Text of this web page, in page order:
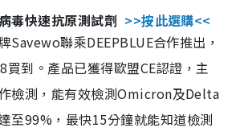
毒快速抗原測試劑 >>按此選購<<
Savewo聯乘DEEPBLUE合作推出，
買到。產品已獲得歐盟CE認證，主
檢測，能有效檢測Omicron及Delta
至99%，最快15分鐘就能知道檢測